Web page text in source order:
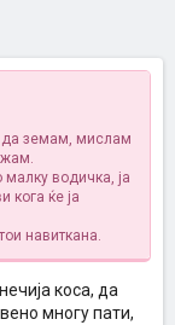
да земам, мислам
малку водичка, ја
кога ќе ја
навиткана.
коса, да
многу пати,